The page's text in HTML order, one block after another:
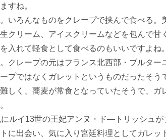
すね。
いろんなものをクレープで挟んで食べる。
クリーム、アイスクリームなどを包んで甘
入れて軽食として食べるのもいいですよね。
クレープの元はフランス北西部・ブルター
プではなくガレットというものだったそう
しく、蕎麦が常食となっていたそうで、ガ
ルイ13世の王妃アンヌ・ド―トリッシュが
に出会い、気に入り宮廷料理としてガレ